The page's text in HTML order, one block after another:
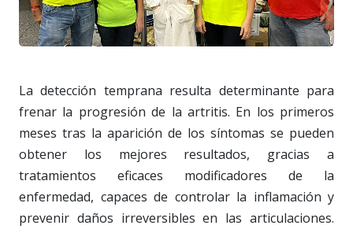
La detección temprana resulta determinante para
frenar la progresión de la artritis. En los primeros
meses tras la aparición de los síntomas se pueden
obtener los mejores resultados, gracias a
tratamientos eficaces modificadores de la
enfermedad, capaces de controlar la inflamación y
prevenir daños irreversibles en las articulaciones.